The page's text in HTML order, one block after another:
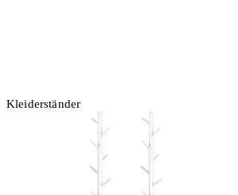
Kleiderständer